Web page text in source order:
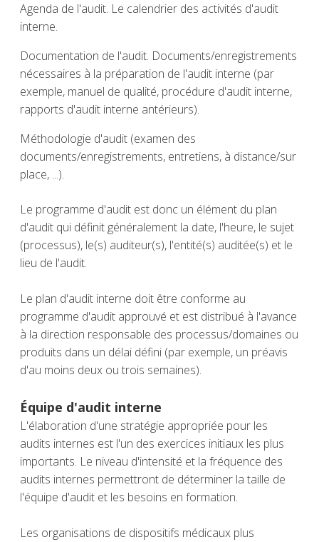
Agenda de l'audit. Le calendrier des activités d'audit
interne.
Documentation de l'audit. Documents/enregistrements
nécessaires à la préparation de l'audit interne (par
exemple, manuel de qualité, procédure d'audit interne,
rapports d'audit interne antérieurs).
Méthodologie d'audit (examen des
documents/enregistrements, entretiens, à distance/sur
place, ...).
Le programme d'audit est donc un élément du plan
d'audit qui définit généralement la date, l'heure, le sujet
(processus), le(s) auditeur(s), l'entité(s) auditée(s) et le
lieu de l'audit.
Le plan d'audit interne doit être conforme au
programme d'audit approuvé et est distribué à l'avance
à la direction responsable des processus/domaines ou
produits dans un délai défini (par exemple, un préavis
d'au moins deux ou trois semaines).
Équipe d'audit interne
L'élaboration d'une stratégie appropriée pour les
audits internes est l'un des exercices initiaux les plus
importants. Le niveau d'intensité et la fréquence des
audits internes permettront de déterminer la taille de
l'équipe d'audit et les besoins en formation.
Les organisations de dispositifs médicaux plus